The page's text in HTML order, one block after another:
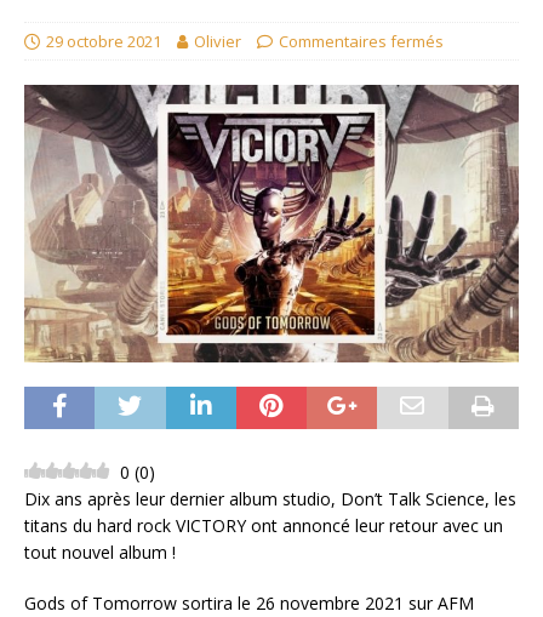
29 octobre 2021 Olivier Commentaires fermés
0 (0)
Dix ans après leur dernier album studio, Don’t Talk Science, les
titans du hard rock VICTORY ont annoncé leur retour avec un
tout nouvel album !
Gods of Tomorrow sortira le 26 novembre 2021 sur AFM